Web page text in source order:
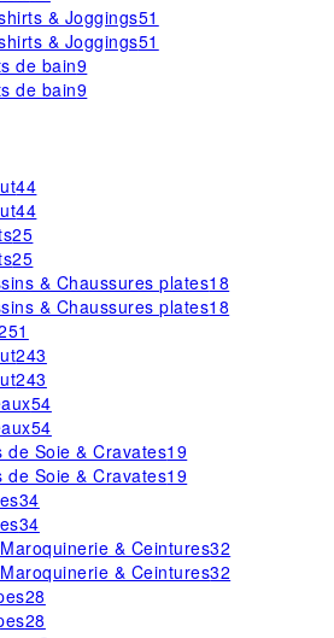
& Joggings51
& Joggings51
de bain9
de bain9
44
44
25
25
& Chaussures plates18
& Chaussures plates18
243
243
54
54
de Soie & Cravates19
de Soie & Cravates19
34
34
& Ceintures32
& Ceintures32
28
28